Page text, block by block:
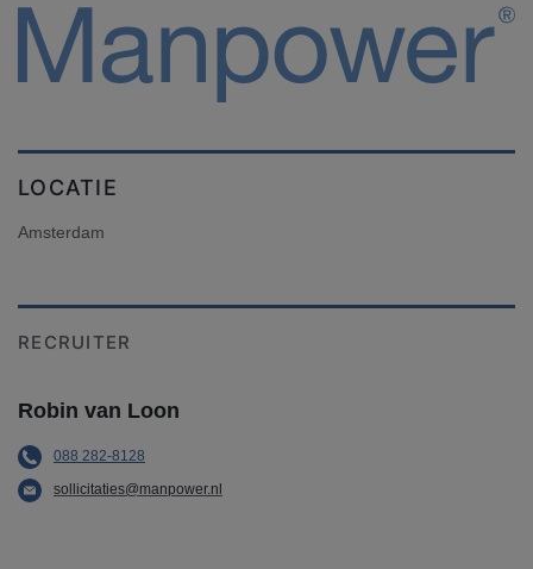
LOCATIE
Amsterdam
RECRUITER
Robin van Loon
088 282-8128
sollicitaties@manpower.nl